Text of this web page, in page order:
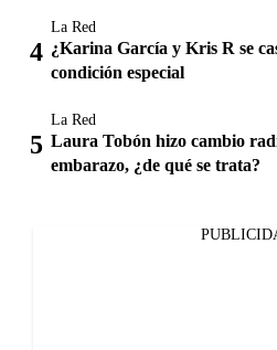
La Red
¿Karina García y Kris R se
condición especial
La Red
Laura Tobón hizo cambio
embarazo, ¿de qué se trata?